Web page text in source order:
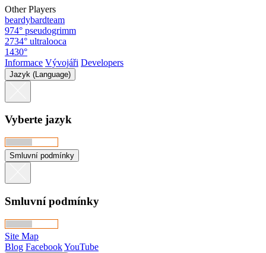
Other Players
beardybardteam
974° pseudogrimm
2734° ultralooca
1430°
Informace Vývojáři Developers
Jazyk (Language)
Vyberte jazyk
Smluvní podmínky
Smluvní podmínky
Site Map
Blog FacebookYouTube